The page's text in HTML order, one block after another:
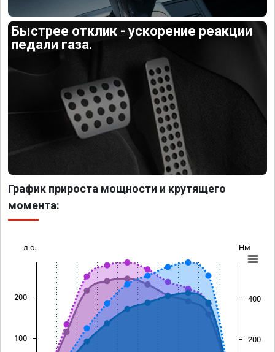
Быстрее отклик - ускорение реакции
педали газа.
График прироста мощности и крутящего
момента:
л.с. Нм
100
200
200
400